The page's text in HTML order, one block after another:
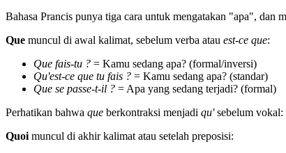
Bahasa Prancis punya tiga cara untuk mengatakan "apa", dan
Que muncul di awal kalimat, sebelum verba atau est-ce que:
Que fais-tu ? = Kamu sedang apa? (formal/inversi)
Qu'est-ce que tu fais ? = Kamu sedang apa? (standar)
Que se passe-t-il ? = Apa yang sedang terjadi? (formal)
Perhatikan bahwa que berkontraksi menjadi qu'sebelum vokal:
Quoi muncul di akhir kalimat atau setelah preposisi: